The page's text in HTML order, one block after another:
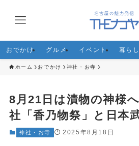
おでかけ グルメ イベント 暮ら
ホーム おでかけ 神社・お寺
8月21日は漬物の神様
社「香乃物祭」と日本
神社・お寺 2025年8月18日